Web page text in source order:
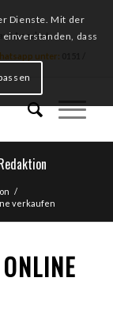
Angebot
unter:
/
verkaufen
Dienste. Mit der
dass